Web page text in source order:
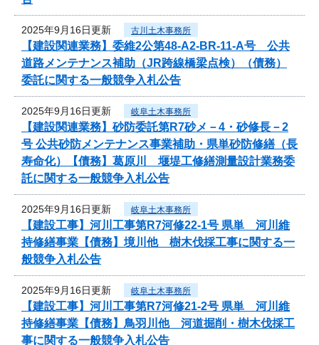
2025年9月16日更新 古川土木事務所
【建設関連業務】委維2公第48-A2-BR-11-A号 公共
道路メンテナンス補助（JR跨線橋梁点検）（債務）
委託に関する一般競争入札公告
2025年9月16日更新 岐阜土木事務所
【建設関連業務】砂防委託第R7砂メ－4・砂修長－2
号 公共砂防メンテナンス事業補助・県単砂防修繕（長
寿命化）【債務】葛原川 堰堤工修繕測量設計業務委
託に関する一般競争入札公告
2025年9月16日更新 岐阜土木事務所
【建設工事】河川工事第R7河修22-1号 県単 河川維
持修繕事業【債務】境川他 樹木伐採工事に関する一
般競争入札公告
2025年9月16日更新 岐阜土木事務所
【建設工事】河川工事第R7河修21-2号 県単 河川維
持修繕事業【債務】鳥羽川他 河道掘削・樹木伐採工
事に関する一般競争入札公告